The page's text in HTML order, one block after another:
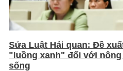
Sửa Luật Hải quan: Đề
"luồng xanh" đối với
sống